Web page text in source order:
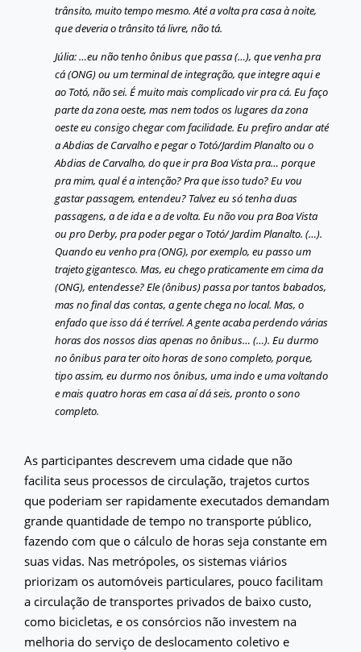
trânsito, muito tempo mesmo. Até a volta pra casa à noite,
que deveria o trânsito tá livre, não tá.
Júlia: …eu não tenho ônibus que passa (…), que venha pra
cá (ONG) ou um terminal de integração, que integre aqui e
ao Totó, não sei. É muito mais complicado vir pra cá. Eu faço
parte da zona oeste, mas nem todos os lugares da zona
oeste eu consigo chegar com facilidade. Eu prefiro andar até
a Abdias de Carvalho e pegar o Totó/Jardim Planalto ou o
Abdias de Carvalho, do que ir pra Boa Vista pra… porque
pra mim, qual é a intenção? Pra que isso tudo? Eu vou
gastar passagem, entendeu? Talvez eu só tenha duas
passagens, a de ida e a de volta. Eu não vou pra Boa Vista
ou pro Derby, pra poder pegar o Totó/ Jardim Planalto. (…).
Quando eu venho pra (ONG), por exemplo, eu passo um
trajeto gigantesco. Mas, eu chego praticamente em cima da
(ONG), entendesse? Ele (ônibus) passa por tantos babados,
mas no final das contas, a gente chega no local. Mas, o
enfado que isso dá é terrível. A gente acaba perdendo várias
horas dos nossos dias apenas no ônibus… (…). Eu durmo
no ônibus para ter oito horas de sono completo, porque,
tipo assim, eu durmo nos ônibus, uma indo e uma voltando
e mais quatro horas em casa aí dá seis, pronto o sono
completo.
As participantes descrevem uma cidade que não
facilita seus processos de circulação, trajetos curtos
que poderiam ser rapidamente executados demandam
grande quantidade de tempo no transporte público,
fazendo com que o cálculo de horas seja constante em
suas vidas. Nas metrópoles, os sistemas viários
priorizam os automóveis particulares, pouco facilitam
a circulação de transportes privados de baixo custo,
como bicicletas, e os consórcios não investem na
melhoria do serviço de deslocamento coletivo e